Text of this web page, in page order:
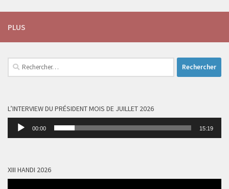
PLUS
Rechercher :
L’INTERVIEW DU PRÉSIDENT MOIS DE JUILLET 2026
Lecteur
00:00 15:19
XIII HANDI 2026